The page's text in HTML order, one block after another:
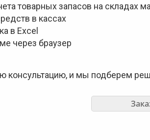
товарных запасов на складах
в кассах
в Excel
через браузер
консультацию, и мы подберем